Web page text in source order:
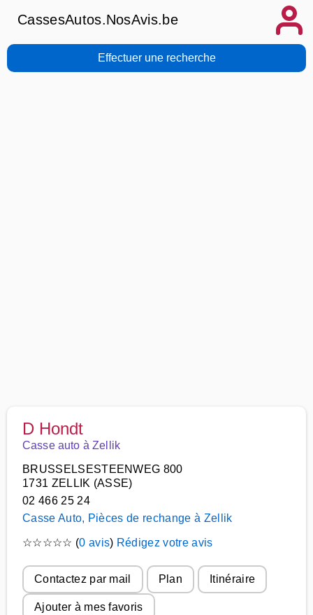
CassesAutos.NosAvis.be
Effectuer une recherche
D Hondt
Casse auto à Zellik
BRUSSELSESTEENWEG 800
1731 ZELLIK (ASSE)
02 466 25 24
Casse Auto, Pièces de rechange à Zellik
☆☆☆☆☆ (0 avis) Rédigez votre avis
Contactez par mail Plan Itinéraire
Ajouter à mes favoris